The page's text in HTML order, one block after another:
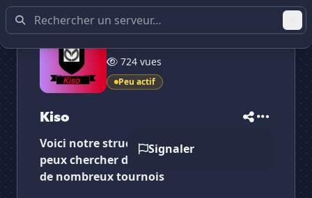
724 vues
Peu actif
Kiso
Signaler
Voici notre structure overwatch 2 ou tous
peux chercher des joueurs et participer à
de nombreux tournois
Vote pourKiso
Es-tu sûr de vouloir supprimer ton avis de ce
Kiso